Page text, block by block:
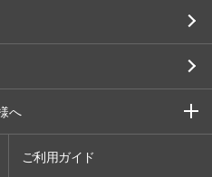
へ
ご利用ガイド